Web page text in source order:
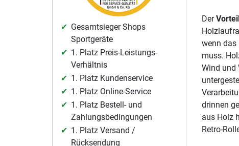
Gesamtsieger Shops
Sportgeräte
1. Platz Preis-Leistungs-
Verhältnis
1. Platz Kundenservice
1. Platz Online-Service
1. Platz Bestell- und
Zahlungsbedingungen
1. Platz Versand /
Rücksendung
Der
wenn das
muss.
Wind und
drinnen
aus Holz
Retro-